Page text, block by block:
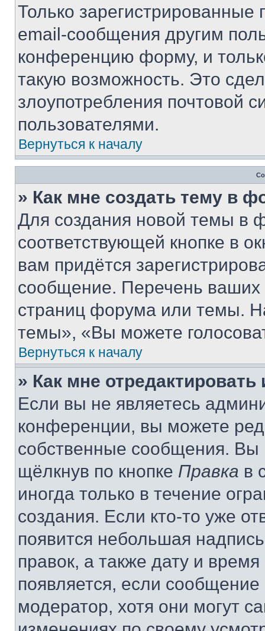
Только зарегистрированные
email-сообщения другим
конференцию форму, и
такую возможность. Это
злоупотребления почтовой
пользователями.
Вернуться к началу
» Как мне создать тему в
Для создания новой темы в
соответствующей кнопке в
вам придётся
сообщение. Перечень ваших
страниц форума или темы.
темы», «Вы можете
Вернуться к началу
» Как мне
Если вы не являетесь
конференции, вы можете
собственные сообщения. Вы
щёлкнув по кнопке Правка в
иногда только в течение
создания. Если кто-то уже
появится небольшая
правок, а также дату и
появляется, если
модератор, хотя они могут